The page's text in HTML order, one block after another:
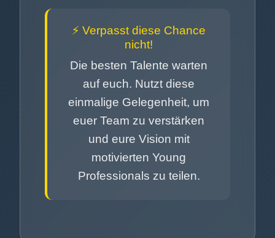
⚡ Verpasst diese Chance
nicht!
Die besten Talente warten
auf euch. Nutzt diese
einmalige Gelegenheit, um
euer Team zu verstärken
und eure Vision mit
motivierten Young
Professionals zu teilen.